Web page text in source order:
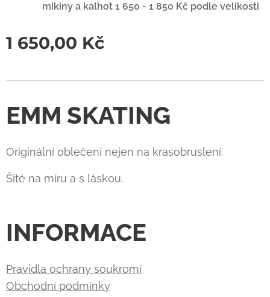
mikiny a kalhot 1 650 - 1 850 Kč podle velikosti
1 650,00 Kč
EMM SKATING
Originální oblečení nejen na krasobruslení.
Šité na míru a s láskou.
INFORMACE
Pravidla ochrany soukromí
Obchodní podmínky